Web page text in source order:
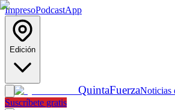
ImpresoPodcastApp
Edición
QuintaFuerzaNoticias
Suscríbete gratis